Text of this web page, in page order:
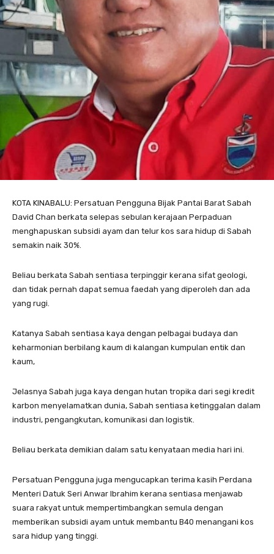
KOTA KINABALU: Persatuan Pengguna Bijak Pantai Barat Sabah
David Chan berkata selepas sebulan kerajaan Perpaduan
menghapuskan subsidi ayam dan telur kos sara hidup di Sabah
semakin naik 30%.
Beliau berkata Sabah sentiasa terpinggir kerana sifat geologi,
dan tidak pernah dapat semua faedah yang diperoleh dan ada
yang rugi.
Katanya Sabah sentiasa kaya dengan pelbagai budaya dan
keharmonian berbilang kaum di kalangan kumpulan entik dan
kaum,
Jelasnya Sabah juga kaya dengan hutan tropika dari segi kredit
karbon menyelamatkan dunia, Sabah sentiasa ketinggalan dalam
industri, pengangkutan, komunikasi dan logistik.
Beliau berkata demikian dalam satu kenyataan media hari ini.
Persatuan Pengguna juga mengucapkan terima kasih Perdana
Menteri Datuk Seri Anwar Ibrahim kerana sentiasa menjawab
suara rakyat untuk mempertimbangkan semula dengan
memberikan subsidi ayam untuk membantu B40 menangani kos
sara hidup yang tinggi.